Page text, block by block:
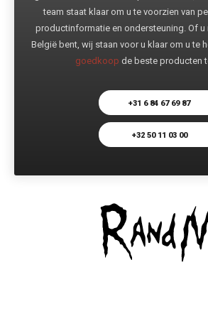
team staat klaar om u te voorzien van
productinformatie en ondersteuning. Of u
België bent, wij staan voor u klaar om u te
goedkoop de beste producten
+31 6 84 67 69 87
+32 50 11 03 00